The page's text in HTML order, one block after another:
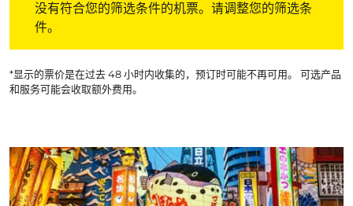
没有符合您的筛选条件的机票。请调整您的筛选条
件。
*显示的票价是在过去 48 小时内收集的，预订时可能不再可用。 可选产品
和服务可能会收取额外费用。